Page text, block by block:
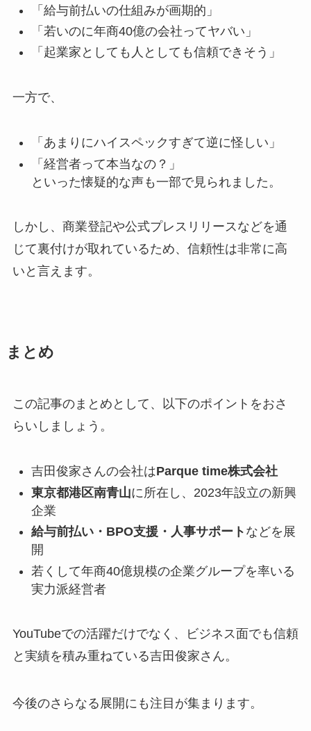
「給与前払いの仕組みが画期的」
「若いのに年商40億の会社ってヤバい」
「起業家としても人としても信頼できそう」
一方で、
「あまりにハイスペックすぎて逆に怪しい」
「経営者って本当なの？」
といった懐疑的な声も一部で見られました。
しかし、商業登記や公式プレスリリースなどを通
じて裏付けが取れているため、信頼性は非常に高
いと言えます。
まとめ
この記事のまとめとして、以下のポイントをおさ
らいしましょう。
吉田俊家さんの会社はParque time株式会社
東京都港区南青山に所在し、2023年設立の新興
企業
給与前払い・BPO支援・人事サポート などを展
開
若くして年商40億規模の企業グループを率いる
実力派経営者
YouTubeでの活躍だけでなく、ビジネス面でも信頼
と実績を積み重ねている吉田俊家さん。
今後のさらなる展開にも注目が集まります。